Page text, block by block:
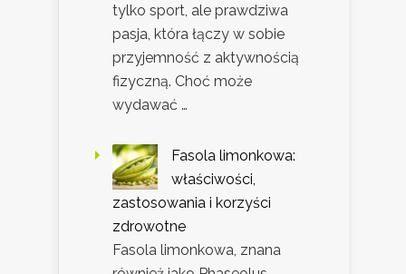
tylko sport, ale prawdziwa
pasja, która łączy w sobie
przyjemność z aktywnością
fizyczną. Choć może
wydawać …
Fasola limonkowa:
właściwości,
zastosowania i korzyści
zdrowotne
Fasola limonkowa, znana